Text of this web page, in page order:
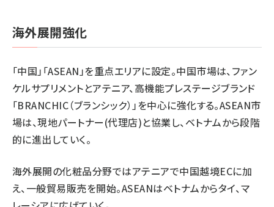
海外展開強化
「中国」「ASEAN」を重点エリアに設定。中国市場は、ファン
ケルサプリメントとアテニア、高機能プレステージブランド
「BRANCHIC（ブランシック）」を中心に強化する。ASEAN市
場は、現地パートナー(代理店)と協業し、ベトナムから段階
的に進出していく。
海外展開の化粧品分野ではアテニアで中国越境ECに加
え、一般貿易販売を開始。ASEANはベトナムからタイ、マ